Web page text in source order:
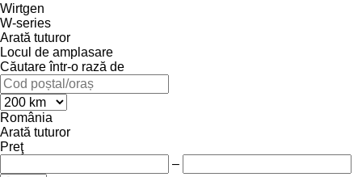
Wirtgen
W-series
Arată tuturor
Locul de amplasare
Căutare într-o rază de
România
Arată tuturor
Preţ
–